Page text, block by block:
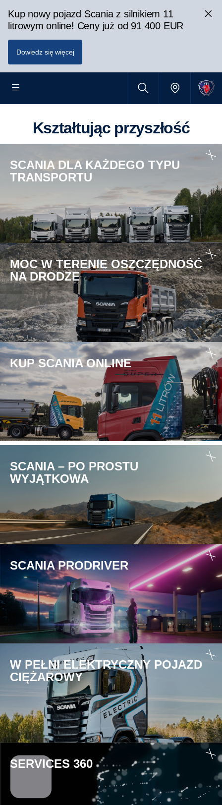
Kup nowy pojazd Scania z silnikiem 11
litrowym online! Ceny już od 91 400 EUR
Dowiedz się więcej
Kształtując przyszłość
SCANIA DLA KAŻDEGO TYPU
TRANSPORTU
MOC W TERENIE OSZCZĘDNOŚĆ
NA DRODZE
KUP SCANIA ONLINE
SCANIA – PO PROSTU
WYJĄTKOWA
SCANIA PRODRIVER
W PEŁNI ELEKTRYCZNY POJAZD
CIĘŻAROWY
SERVICES 360